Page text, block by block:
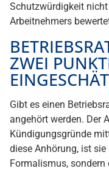
Schutzwürdigkeit
Arbeitnehmers
ZWEI
Gibt es einen
angehört werden. Der
Kündigungsgründe
diese Anhörung, ist
Formalismus,